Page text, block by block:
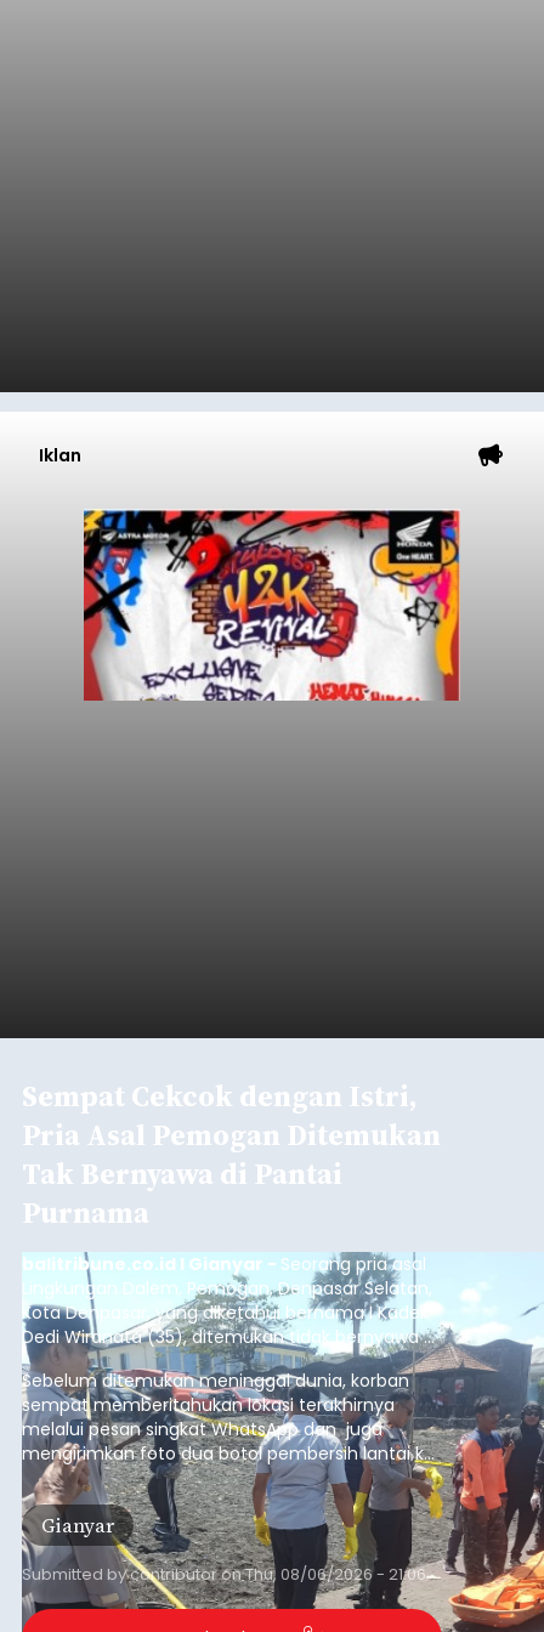
Iklan
Sempat Cekcok dengan Istri,
Pria Asal Pemogan Ditemukan
Tak Bernyawa di Pantai
Purnama
balitribune.co.id I Gianyar - Seorang pria asal
Lingkungan Dalem, Pemogan, Denpasar Selatan,
Kota Denpasar, yang diketahui bernama I Kadek
Dedi Wiranata (35), ditemukan tidak bernyawa di
pesisir Pantai Purnama, Sukawati.
Sebelum ditemukan meninggal dunia, korban
sempat memberitahukan lokasi terakhirnya
melalui pesan singkat WhatsApp dan juga
mengirimkan foto dua botol pembersih lantai ke
istrinya.
Gianyar
Submitted bycontributoronThu, 08/06/2026 - 21:06